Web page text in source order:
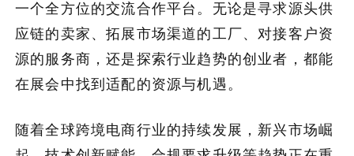
一个全方位的交流合作平台。无论是寻求源头供
应链的卖家、拓展市场渠道的工厂、对接客户资
源的服务商，还是探索行业趋势的创业者，都能
在展会中找到适配的资源与机遇。
随着全球跨境电商行业的持续发展，新兴市场崛